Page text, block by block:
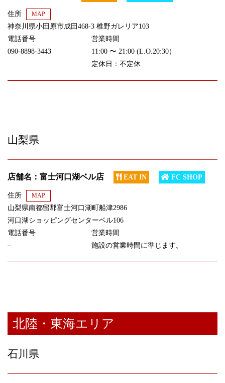
住所 MAP
神奈川県小田原市成田468-3 椎野ガレリア103
電話番号
090-8898-3443
営業時間
11:00 〜 21:00 (L.O.20:30）
定休日：不定休
山梨県
店舗名：富士河口湖ベル店 EAT IN FC SHOP
住所 MAP
山梨県南都留郡富士河口湖町船津2986
河口湖ショッピングセンターベル106
電話番号
–
営業時間
施設の営業時間に準じます。
北陸・東海エリア
石川県